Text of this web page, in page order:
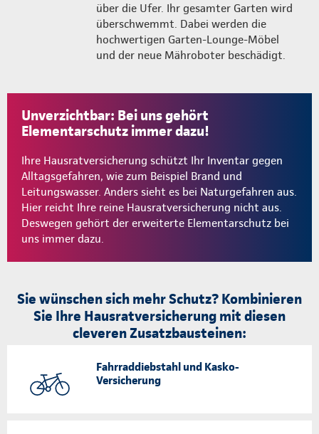
über die Ufer. Ihr gesamter Garten wird
überschwemmt. Dabei werden die
hochwertigen Garten-Lounge-Möbel
und der neue Mähroboter beschädigt.
Unverzichtbar: Bei uns gehört
Elementarschutz immer dazu!
Ihre Hausratversicherung schützt Ihr Inventar gegen
Alltagsgefahren, wie zum Beispiel Brand und
Leitungswasser. Anders sieht es bei Naturgefahren aus.
Hier reicht Ihre reine Hausratversicherung nicht aus.
Deswegen gehört der erweiterte Elementarschutz bei
uns immer dazu.
Sie wünschen sich mehr Schutz? Kombinieren
Sie Ihre Hausratversicherung mit diesen
cleveren Zusatzbausteinen:
Fahrraddiebstahl und Kasko-
Versicherung